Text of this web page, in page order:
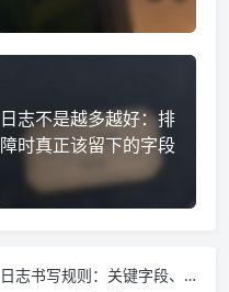
日志不是越多越好：排
障时真正该留下的字段
日志书写规则：关键字段、层级、上下文和脱敏